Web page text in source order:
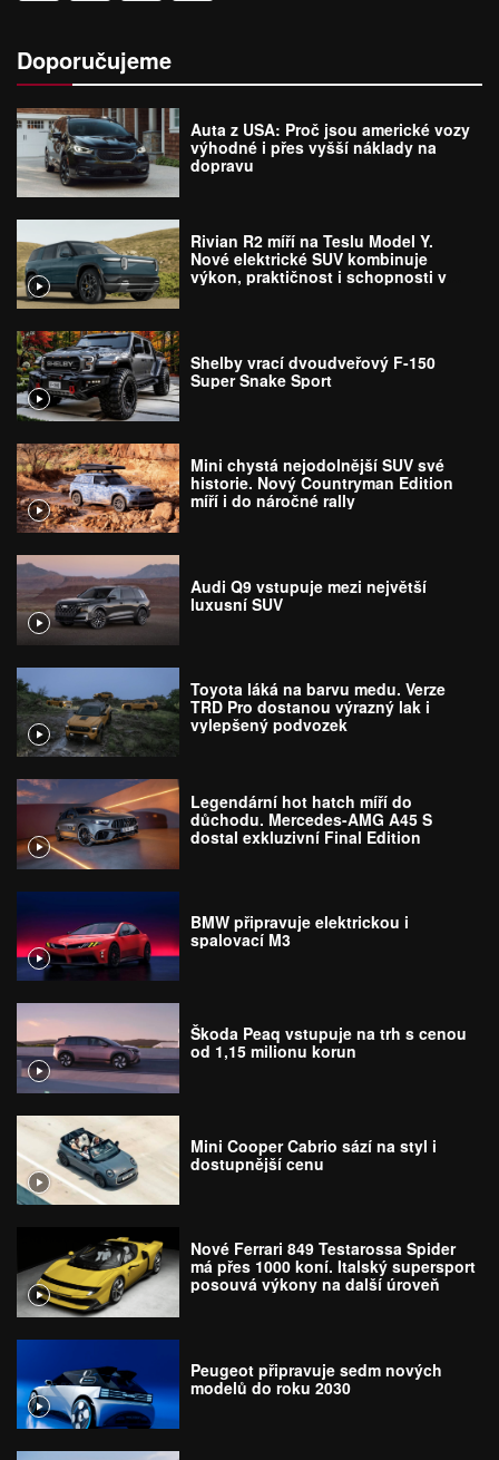
Doporučujeme
Auta z USA: Proč jsou americké vozy
výhodné i přes vyšší náklady na
dopravu
Rivian R2 míří na Teslu Model Y.
Nové elektrické SUV kombinuje
výkon, praktičnost i schopnosti v
Shelby vrací dvoudveřový F-150
Super Snake Sport
Mini chystá nejodolnější SUV své
historie. Nový Countryman Edition
míří i do náročné rally
Audi Q9 vstupuje mezi největší
luxusní SUV
Toyota láká na barvu medu. Verze
TRD Pro dostanou výrazný lak i
vylepšený podvozek
Legendární hot hatch míří do
důchodu. Mercedes-AMG A45 S
dostal exkluzivní Final Edition
BMW připravuje elektrickou i
spalovací M3
Škoda Peaq vstupuje na trh s cenou
od 1,15 milionu korun
Mini Cooper Cabrio sází na styl i
dostupnější cenu
Nové Ferrari 849 Testarossa Spider
má přes 1000 koní. Italský supersport
posouvá výkony na další úroveň
Peugeot připravuje sedm nových
modelů do roku 2030